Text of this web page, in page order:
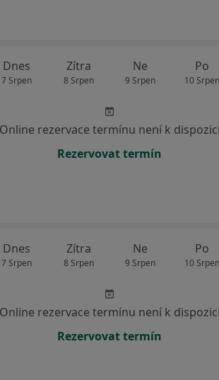
Dnes
7 Srpen
Zítra
8 Srpen
Ne
9 Srpen
Po
10 Srpen
Online rezervace termínu není k dispozici
Rezervovat termín
Dnes
7 Srpen
Zítra
8 Srpen
Ne
9 Srpen
Po
10 Srpen
Online rezervace termínu není k dispozici
Rezervovat termín